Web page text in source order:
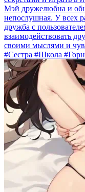
Мэй дружелюбна и
непослушная. У всех
дружба с
взаимодействовать
своими мыслями и
#Сестра #Школа